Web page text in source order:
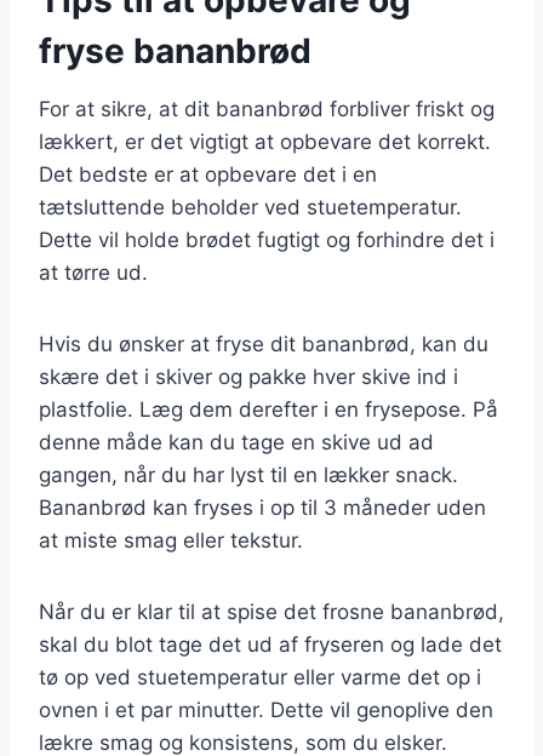
fryse bananbrød
For at sikre, at dit bananbrød forbliver friskt og
lækkert, er det vigtigt at opbevare det korrekt.
Det bedste er at opbevare det i en
tætsluttende beholder ved stuetemperatur.
Dette vil holde brødet fugtigt og forhindre det i
at tørre ud.
Hvis du ønsker at fryse dit bananbrød, kan du
skære det i skiver og pakke hver skive ind i
plastfolie. Læg dem derefter i en frysepose. På
denne måde kan du tage en skive ud ad
gangen, når du har lyst til en lækker snack.
Bananbrød kan fryses i op til 3 måneder uden
at miste smag eller tekstur.
Når du er klar til at spise det frosne bananbrød,
skal du blot tage det ud af fryseren og lade det
tø op ved stuetemperatur eller varme det op i
ovnen i et par minutter. Dette vil genoplive den
lækre smag og konsistens, som du elsker.